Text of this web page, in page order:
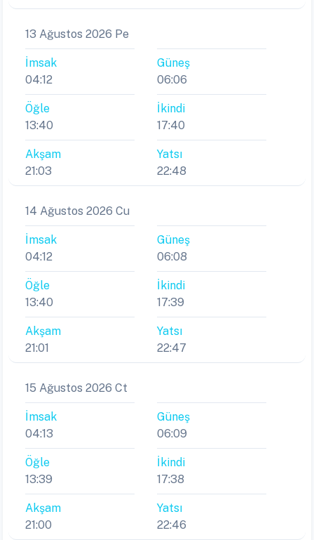
13 Ağustos 2026 Pe
İmsak
04:12
Güneş
06:06
Öğle
13:40
İkindi
17:40
Akşam
21:03
Yatsı
22:48
14 Ağustos 2026 Cu
İmsak
04:12
Güneş
06:08
Öğle
13:40
İkindi
17:39
Akşam
21:01
Yatsı
22:47
15 Ağustos 2026 Ct
İmsak
04:13
Güneş
06:09
Öğle
13:39
İkindi
17:38
Akşam
21:00
Yatsı
22:46